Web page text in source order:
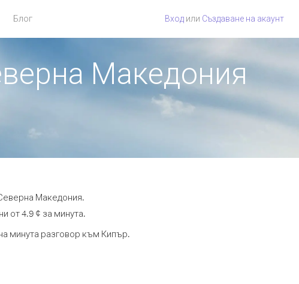
Блог Вход или Създаване на акаунт
Македония
Македония.
от 4.9 ¢ за минута.
минута разговор към Кипър.